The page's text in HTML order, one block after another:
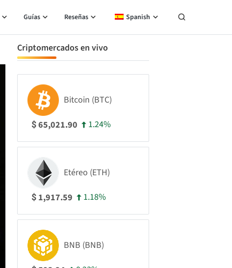
Guías Reseñas Spanish
Criptomercados en vivo
Bitcoin (BTC)
$65,021.90 1.24%
Etéreo (ETH)
$ 1,917.59 1.18%
BNB (BNB)